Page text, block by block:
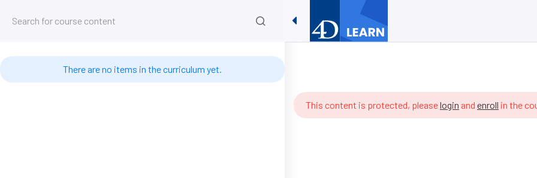
Kurse Lernressourcen Kontaktieren Sie Uns
4D Coding #06 – Signal und Semaphor
There are no items in the curriculum yet.
This content is protected, pleaselogin and enroll in the